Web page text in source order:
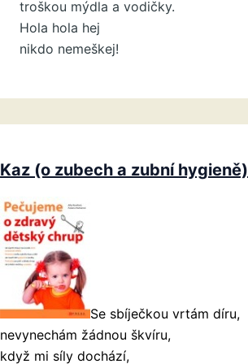
troškou mýdla a vodičky.
Hola hola hej
nikdo nemeškej!
Kaz (o zubech a zubní hygieně)
Se sbíječkou vrtám díru,
nevynechám žádnou škvíru,
když mi síly dochází,